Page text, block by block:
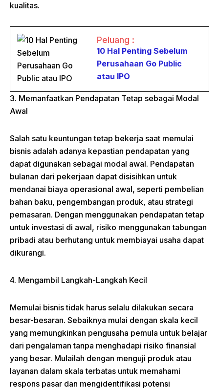
kualitas.
Peluang :
10 Hal Penting Sebelum
Perusahaan Go Public
atau IPO
3. Memanfaatkan Pendapatan Tetap sebagai Modal
Awal
Salah satu keuntungan tetap bekerja saat memulai
bisnis adalah adanya kepastian pendapatan yang
dapat digunakan sebagai modal awal. Pendapatan
bulanan dari pekerjaan dapat disisihkan untuk
mendanai biaya operasional awal, seperti pembelian
bahan baku, pengembangan produk, atau strategi
pemasaran. Dengan menggunakan pendapatan tetap
untuk investasi di awal, risiko menggunakan tabungan
pribadi atau berhutang untuk membiayai usaha dapat
dikurangi.
4. Mengambil Langkah-Langkah Kecil
Memulai bisnis tidak harus selalu dilakukan secara
besar-besaran. Sebaiknya mulai dengan skala kecil
yang memungkinkan pengusaha pemula untuk belajar
dari pengalaman tanpa menghadapi risiko finansial
yang besar. Mulailah dengan menguji produk atau
layanan dalam skala terbatas untuk memahami
respons pasar dan mengidentifikasi potensi